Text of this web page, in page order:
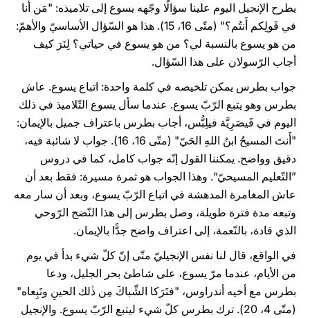
يطرح الإنجيل اليوم علينا سؤالًا وجّهه يسوع إلى تلاميذه: "مَن أَنا
في قَولِكم أَنتُم؟" (متّى 16، 15). هذا هو السّؤال الأساسيّ والأهمّ:
من هو يسوع بالنسبة لي؟ من هو يسوع في حياتي؟ لِنَرَ كيف
أجاب الرّسولان على هذا السّؤال.
جواب بطرس يمكن تلخيصه في كلمة واحدة: اتباع يسوع. عاش
بطرس وهو يتبع الرّبّ يسوع. عندما سأل يسوع التّلاميذ في ذلك
اليوم في قَيصَرِيَّة فيلِبُّس، أجاب بطرس باعتراف جميل بالإيمان:
"أَنتَ المسيحُ ابنُ اللهِ الحَيّ" (متّى 16، 16). جواب لا شائبة فيه،
دقيق وواضح. يمكننا القول إنّه جواب كامل، كما في دروس
”التّعليم المسيحيّ“. وهذا الجواب هو ثمرة مسيرة: فقط بعد أن
عاش المغامرة المدهشة في اتباع الرّبّ يسوع، وبعد أن سار معه
وتبعه مدة فترة طويلة، وصل بطرس إلى هذا النّضج الرّوحي
الذي قادة، بالنّعمة، إلى اعتراف واضح جدًّا بالإيمان.
في الواقع، قال لنا نفس الإنجيليّ متّى إنّ كلّ شيء بدأ في يوم
من الأيام، عندما مرّ يسوع، على شاطئ بحر الجليل، ودعا
بطرس مع أخيه أندراوس، "فتَرَكا الشِّباكَ مِن ذٰلك الحينِ وتَبِعاه"
(متّى 4، 20). ترك بطرس كلّ شيء ليتبع الرّبّ يسوع. والإنجيل